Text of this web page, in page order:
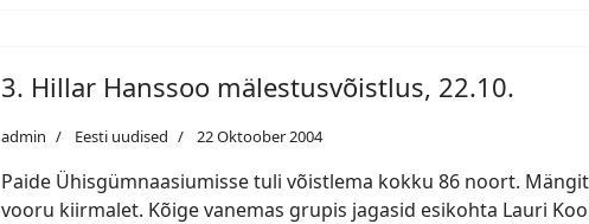
3. Hillar Hanssoo mälestusvõistlus, 22.10.
admin Eesti uudised 22 Oktoober 2004
Paide Ühisgümnaasiumisse tuli võistlema kokku 86 noort.
vooru kiirmalet. Kõige vanemas grupis jagasid esikohta Lauri